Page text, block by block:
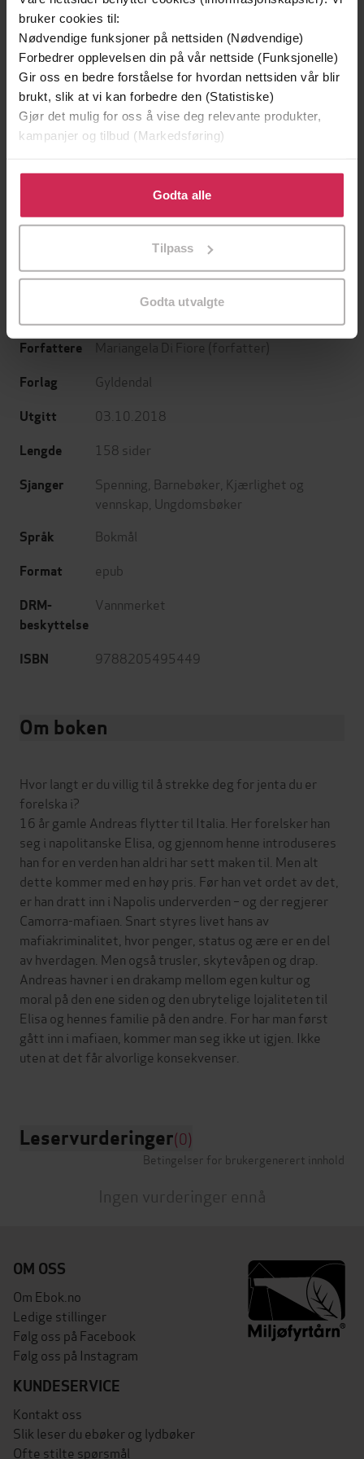
bruker cookies til:
Nødvendige funksjoner på nettsiden (Nødvendige)
Forbedrer opplevelsen din på vår nettside (Funksjonelle)
Gir oss en bedre forståelse for hvordan nettsiden vår blir
brukt, slik at vi kan forbedre den (Statistiske)
Gjør det mulig for oss å vise deg relevante produkter,
kampanjer og tilbud (Markedsføring)
Klikk på «Godta alle» for å gi oss ditt samtykke til å
bruke cookies for alle disse formålene. Du kan også
tilpasse ditt samtykke til spesifikke formål ved å klikke
Godta alle
Tilpass
Godta utvalgte
Harry Potter og fangen fra Azkaban
Forfattere Mariangela Di Fiore (forfatter)
Forlag Gyldendal
Utgitt 03.10.2018
Lengde 158 sider
Sjanger Spenning Barnebøker Kjærlighet og
vennskap Ungdomsbøker
Språk Bokmål
Format epub
DRM-
beskyttelse
Vannmerket
ISBN 9788205495449
Om boken
Hvor langt er du villig til å strekke deg for jenta du er
forelska i?
16 år gamle Andreas flytter til Italia. Her forelsker han
seg i napolitanske Elisa, og gjennom henne introduseres
han for en verden han aldri har sett maken til. Men alt
dette kommer med en høy pris. Før han vet ordet av det,
er han dratt inn i Napolis underverden – og der regjerer
Camorra-mafiaen. Snart styres livet hans av
mafiakriminalitet, hvor penger, status og ære er en del
av hverdagen. Men også trusler, skytevåpen og drap.
Andreas havner i en drakamp mellom egen kultur og
moral på den ene siden og den ubrytelige lojaliteten til
Elisa og hennes familie på den andre. For har man først
gått inn i mafiaen, kommer man seg ikke ut igjen. Ikke
uten at det får alvorlige konsekvenser.
Leservurderinger(0)
Betingelser for brukergenerert innhold
Ingen vurderinger ennå
OM OSS
Om Ebok.no
Ledige stillinger
Følg oss på Facebook
Følg oss på Instagram
KUNDESERVICE
Kontakt oss
Slik leser du ebøker og lydbøker
Ofte stilte spørsmål